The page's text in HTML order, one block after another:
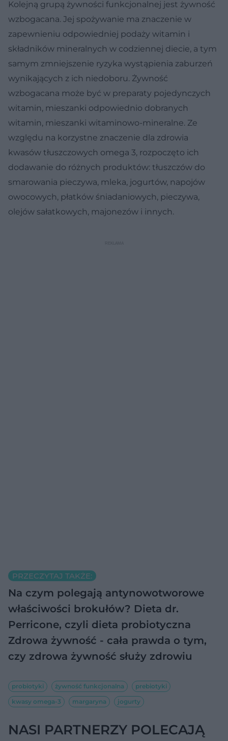
Kolejną grupą żywności funkcjonalnej jest żywność
wzbogacana. Jej spożywanie ma znaczenie w
zapewnieniu odpowiedniej podaży witamin i
składników mineralnych w codziennej diecie, a tym
samym zmniejszenie ryzyka wystąpienia zaburzeń
wynikających z ich niedoboru. Żywność
wzbogacana może być w preparaty pojedynczych
witamin, mieszanki odpowiednio dobranych
witamin, mieszanki witaminowo-mineralne. Ze
względu na korzystne znaczenie dla zdrowia
kwasów tłuszczowych omega 3, rozpoczęto ich
dodawanie do różnych produktów: tłuszczów do
smarowania pieczywa, mleka, jogurtów, napojów
owocowych, płatków śniadaniowych, pieczywa,
olejów sałatkowych, majonezów i innych.
PRZECZYTAJ TAKŻE:
Na czym polegają antynowotworowe
właściwości brokułów? Dieta dr.
Perricone, czyli dieta probiotyczna
Zdrowa żywność - cała prawda o tym,
czy zdrowa żywność służy zdrowiu
probiotyki żywność funkcjonalna
prebiotyki
kwasy omega-3
margaryna jogurty
NASI PARTNERZY POLECAJĄ